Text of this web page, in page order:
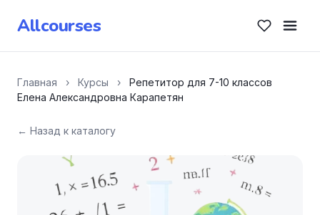
Allcourses
Главная › Курсы ›
Репетитор для 7-10 классов
Елена Александровна Карапетян
← Назад к каталогу